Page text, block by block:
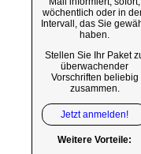
wöchentlich oder in
Intervall, das Sie
haben.
Stellen Sie Ihr Paket
überwachender
Vorschriften beliebig
zusammen.
Jetzt anmelden!
Weitere Vorteile: